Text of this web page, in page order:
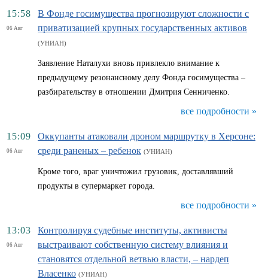
15:58
06 Авг
В Фонде госимущества прогнозируют сложности с
приватизацией крупных государственных активов
(УНИАН)
Заявление Наталухи вновь привлекло внимание к
предыдущему резонансному делу Фонда госимущества –
разбирательству в отношении Дмитрия Сенниченко.
все подробности »
15:09
06 Авг
Оккупанты атаковали дроном маршрутку в Херсоне:
среди раненых – ребенок (УНИАН)
Кроме того, враг уничтожил грузовик, доставлявший
продукты в супермаркет города.
все подробности »
13:03
06 Авг
Контролируя судебные институты, активисты
выстраивают собственную систему влияния и
становятся отдельной ветвью власти, – нардеп
Власенко (УНИАН)